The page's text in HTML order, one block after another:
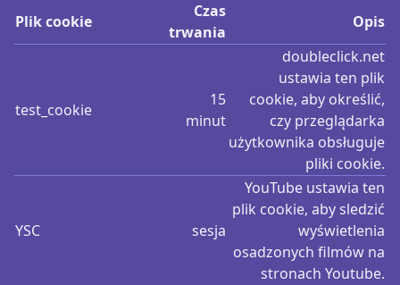
Plik cookie
Czas
trwania
Opis
test_cookie
15
minut
doubleclick.net
ustawia ten plik
cookie, aby określić,
czy przeglądarka
użytkownika obsługuje
pliki cookie.
YSC sesja
YouTube ustawia ten
plik cookie, aby sledzić
wyświetlenia
osadzonych filmów na
stronach Youtube.